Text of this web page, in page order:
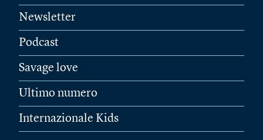
Newsletter
Podcast
Savage love
Ultimo numero
Internazionale Kids